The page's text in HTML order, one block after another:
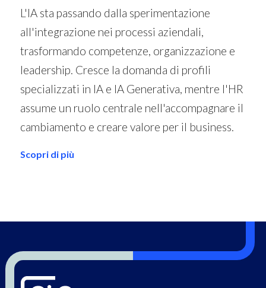
L'IA sta passando dalla sperimentazione
all'integrazione nei processi aziendali,
trasformando competenze, organizzazione e
leadership. Cresce la domanda di profili
specializzati in IA e IA Generativa, mentre l'HR
assume un ruolo centrale nell'accompagnare il
cambiamento e creare valore per il business.
Scopri di più